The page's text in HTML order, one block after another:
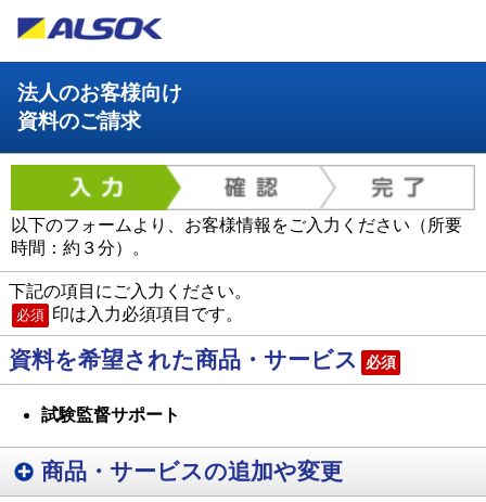
法人のお客様向け
資料のご請求
以下のフォームより、お客様情報をご入力ください（所要
時間：約３分）。
下記の項目にご入力ください。
必須 印は入力必須項目です。
資料を希望された商品・サービス 必須
試験監督サポート